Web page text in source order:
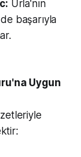
Urla'nın
başarıyla
Uygun